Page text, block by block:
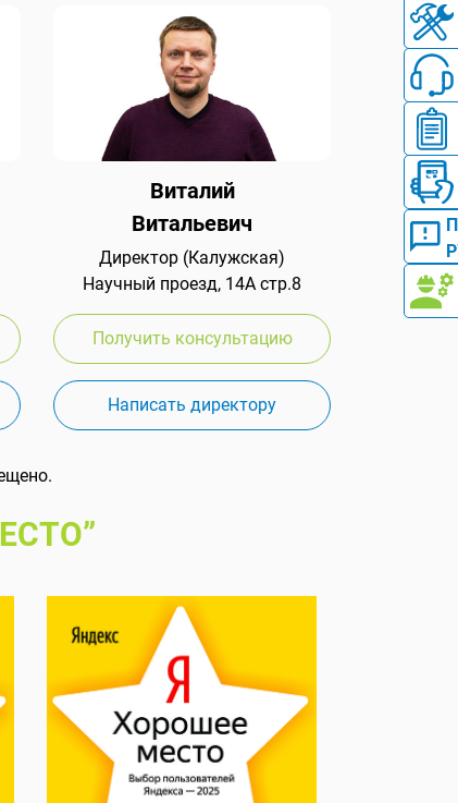
Виталий
Витальевич
Директор (Калужская)
Научный проезд, 14А стр.8
Получить консультацию
Написать директору